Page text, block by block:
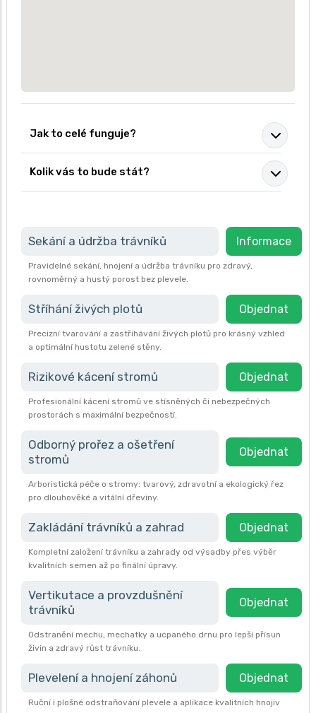
Jak to celé funguje?
Kolik vás to bude stát?
Sekání a údržba trávníků Informace
Pravidelné sekání, hnojení a údržba trávníku pro zdravý,
rovnoměrný a hustý porost bez plevele.
Stříhání živých plotů Objednat
Precizní tvarování a zastřihávání živých plotů pro krásný vzhled
a optimální hustotu zelené stěny.
Rizikové kácení stromů Objednat
Profesionální kácení stromů ve stísněných či nebezpečných
prostorách s maximální bezpečností.
Odborný prořez a ošetření
stromů
Objednat
Arboristická péče o stromy: tvarový, zdravotní a ekologický řez
pro dlouhověké a vitální dřeviny.
Zakládání trávníků a zahrad Objednat
Kompletní založení trávníku a zahrady od výsadby přes výběr
kvalitních semen až po finální úpravy.
Vertikutace a provzdušnění
trávníků
Objednat
Odstranění mechu, mechatky a ucpaného drnu pro lepší přísun
živin a zdravý růst trávníku.
Plevelení a hnojení záhonů Objednat
Ruční i plošné odstraňování plevele a aplikace kvalitních hnojiv